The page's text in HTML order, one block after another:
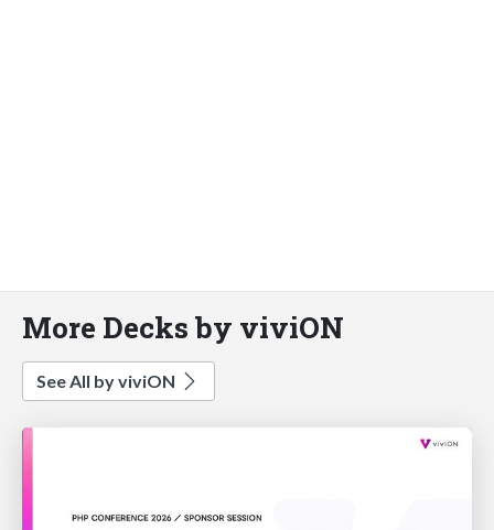
More Decks by viviON
See All by viviON